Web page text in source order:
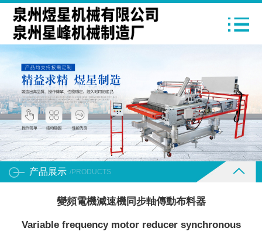
产品展示 /PRODUCTS
變頻電機減速機同步軸傳動布料器
Variable frequency motor reducer synchronous